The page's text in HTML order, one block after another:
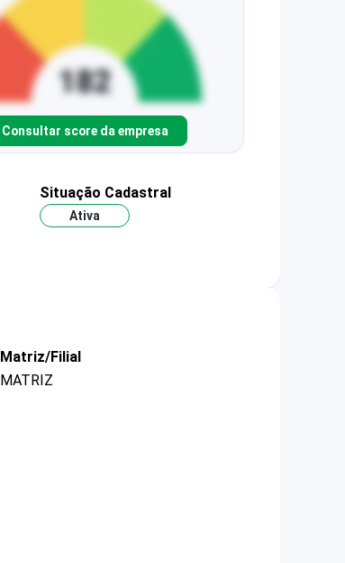
Consultar score da empresa
Situação Cadastral
Ativa
Matriz/Filial
MATRIZ